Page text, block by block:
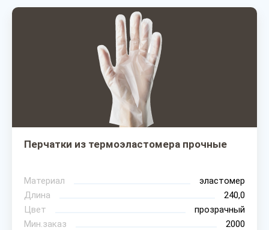
Перчатки из термоэластомера прочные
Материал
эластомер
Длина
240,0
Цвет
прозрачный
Мин.заказ
2000